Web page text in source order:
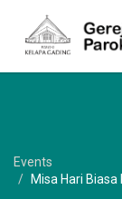
Events
Misa Hari Biasa